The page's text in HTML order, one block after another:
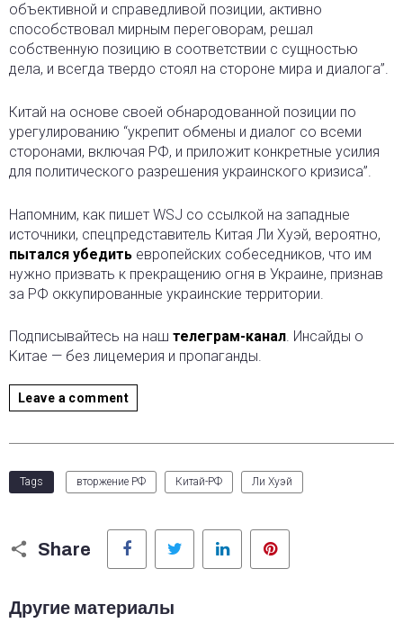
объективной и справедливой позиции, активно
способствовал мирным переговорам, решал
собственную позицию в соответствии с сущностью
дела, и всегда твердо стоял на стороне мира и диалога”.
Китай на основе своей обнародованной позиции по
урегулированию “укрепит обмены и диалог со всеми
сторонами, включая РФ, и приложит конкретные усилия
для политического разрешения украинского кризиса”.
Напомним, как пишет WSJ со ссылкой на западные
источники, спецпредставитель Китая Ли Хуэй, вероятно,
пытался убедить европейских собеседников, что им
нужно призвать к прекращению огня в Украине, признав
за РФ оккупированные украинские территории.
Подписывайтесь на наш телеграм-канал. Инсайды о
Китае — без лицемерия и пропаганды.
Leave a comment
Tags вторжение РФ Китай-РФ Ли Хуэй
Share
Facebook Twitter LinkedIn
Другие материалы